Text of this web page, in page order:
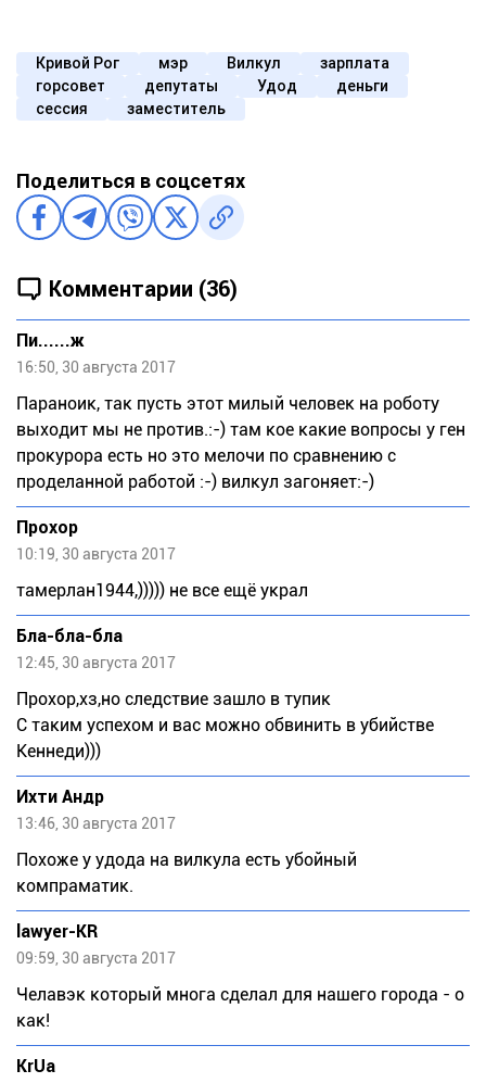
Кривой Рог мэр Вилкул
зарплата
горсовет
депутаты Удод
деньги
сессия
заместитель
Поделиться в соцсетях
Комментарии (36)
Пи......ж
16:50, 30 августа 2017
Паpаноик, так пусть этот милый человек на роботу
выходит мы не против.:-) там кое какие вопросы у ген
прокурора есть но это мелочи по сравнению с
проделанной работой :-) вилкул загоняет:-)
Прохор
10:19, 30 августа 2017
тамерлан1944,))))) не все ещё украл
Бла-бла-бла
12:45, 30 августа 2017
Прохор,хз,но следствие зашло в тупик
С таким успехом и вас можно обвинить в убийстве
Кеннеди)))
Ихти Андр
13:46, 30 августа 2017
Похоже у удода на вилкула есть убойный
компраматик.
lawyer-KR
09:59, 30 августа 2017
Челавэк который многа сделал для нашего города - о
как!
KrUa